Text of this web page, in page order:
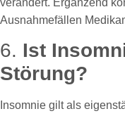
Ausnahmefällen
6. Ist
Störung?
Insomnie gilt als